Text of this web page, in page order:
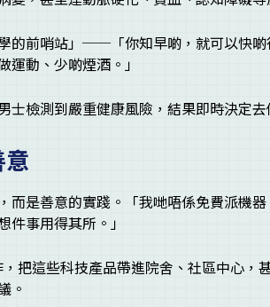
的前哨站」──「你知早啲，就可以快
動、少啲煙酒。」
士檢測到嚴重健康風險，結果即時決定去
而是善意的實踐。「我哋唔係免費派機
事用得其所。」
把這些科技產品帶進院舍、社區中心，
。